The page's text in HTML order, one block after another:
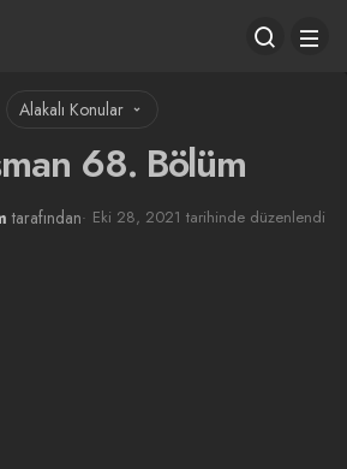
Alakalı Konular
68. Bölüm
tarafından Eki 28, 2021 tarihinde düzenlendi